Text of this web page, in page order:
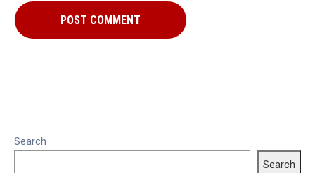
Search
Search